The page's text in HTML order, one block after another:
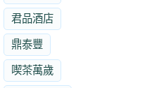
君品酒店
鼎泰豐
喫茶萬歲